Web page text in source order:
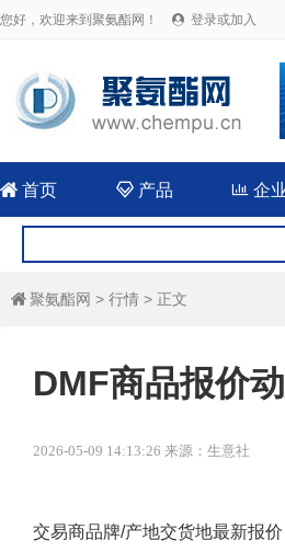
您好，欢迎来到聚氨酯网！  登录或加入
 首页 产品  企
 聚氨酯网 > 行情 > 正文
DMF商品报价
2026-05-09 14:13:26 来源：生意社
交易商品牌/产地交货地最新报价